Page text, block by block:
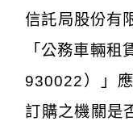
信託局股份有
「公務車輛
930022）」
訂購之機關是